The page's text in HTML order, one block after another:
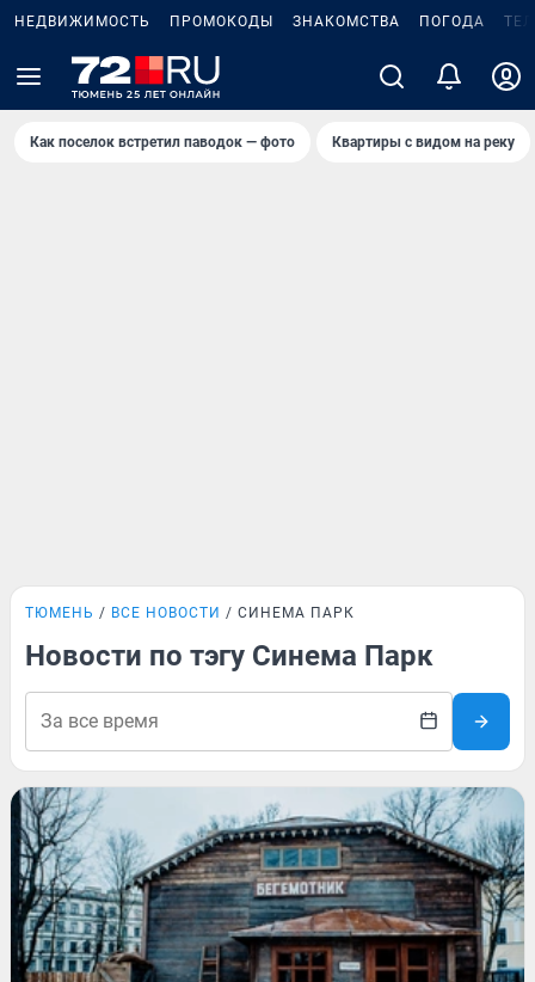
НЕДВИЖИМОСТЬ ПРОМОКОДЫ ЗНАКОМСТВА ПОГОДА
Как поселок встретил паводок — фото Квартиры с видом на реку
ТЮМЕНЬ ВСЕ НОВОСТИ СИНЕМА ПАРК
Новости по тэгу Синема Парк